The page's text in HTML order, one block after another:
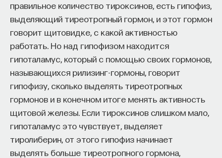
правильное количество тироксинов, есть гипофиз,
выделяющий тиреотропный гормон, и этот гормон
говорит щитовидке, с какой активностью
работать. Но над гипофизом находится
гипоталамус, который с помощью своих гормонов,
называющихся рилизинг-гормоны, говорит
гипофизу, сколько выделять тиреотропных
гормонов и в конечном итоге менять активность
щитовой железы. Если тироксинов слишком мало,
гипоталамус это чувствует, выделяет
тиролиберин, от этого гипофиз начинает
выделять больше тиреотропного гормона,